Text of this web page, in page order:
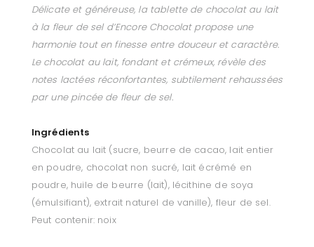
Délicate et généreuse, la tablette de chocolat au lait
à la fleur de sel d’Encore Chocolat propose une
harmonie tout en finesse entre douceur et caractère.
Le chocolat au lait, fondant et crémeux, révèle des
notes lactées réconfortantes, subtilement rehaussées
par une pincée de fleur de sel.
Ingrédients
Chocolat au lait (sucre, beurre de cacao, lait entier
en poudre, chocolat non sucré, lait écrémé en
poudre, huile de beurre (lait), lécithine de soya
(émulsifiant), extrait naturel de vanille), fleur de sel.
Peut contenir: noix